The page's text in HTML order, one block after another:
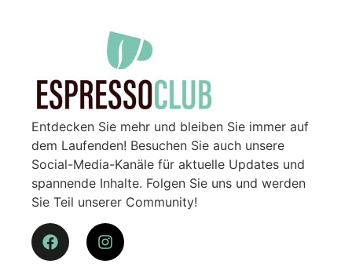
Entdecken Sie mehr und bleiben Sie immer auf
dem Laufenden! Besuchen Sie auch unsere
Social-Media-Kanäle für aktuelle Updates und
spannende Inhalte. Folgen Sie uns und werden
Sie Teil unserer Community!